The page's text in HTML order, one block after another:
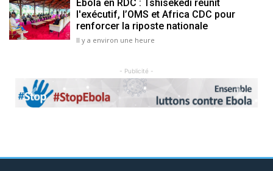
Ebola en RDC : Tshisekedi réunit
l'exécutif, l’OMS et Africa CDC pour
renforcer la riposte nationale
Il y a environ une heure
- Publicité -
Previous Next